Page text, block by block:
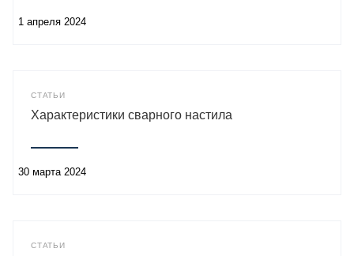
1 апреля 2024
СТАТЬИ
Характеристики сварного настила
30 марта 2024
СТАТЬИ